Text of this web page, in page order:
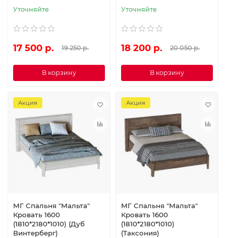
Уточняйте
17 500 р. 19 250 р.
В корзину
Уточняйте
18 200 р. 20 050 р.
В корзину
Акция
МГ Спальня "Мальта"
Кровать 1600
(1810*2180*1010) (Дуб
Винтерберг)
Акция
МГ Спальня "Мальта"
Кровать 1600
(1810*2180*1010)
(Таксония)